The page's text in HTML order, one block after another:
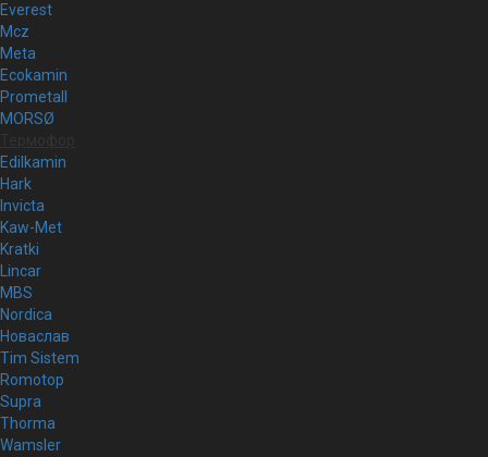
Everest
Mcz
Meta
Ecokamin
Prometall
MORSØ
Edilkamin
Hark
Invicta
Kaw-Met
Kratki
Lincar
MBS
Nordica
Новаслав
Tim Sistem
Romotop
Supra
Thorma
Wamsler